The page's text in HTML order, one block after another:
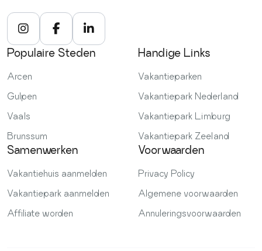
Populaire Steden
Arcen
Gulpen
Vaals
Brunssum
Handige Links
Vakantieparken
Vakantiepark Nederland
Vakantiepark Limburg
Vakantiepark Zeeland
Samenwerken
Vakantiehuis aanmelden
Vakantiepark aanmelden
Affiliate worden
Voorwaarden
Privacy Policy
Algemene voorwaarden
Annuleringsvoorwaarden